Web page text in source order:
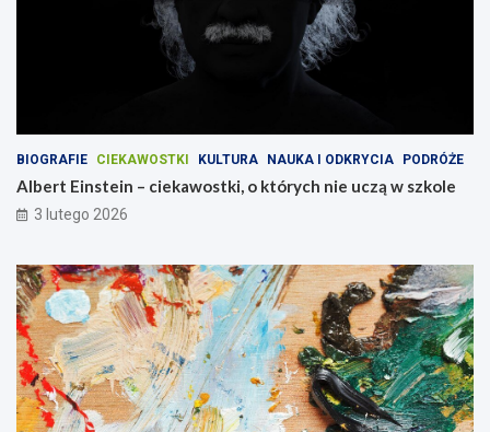
BIOGRAFIE CIEKAWOSTKI KULTURA NAUKA I ODKRYCIA PODRÓŻE
Albert Einstein – ciekawostki, o których nie uczą w szkole
3 lutego 2026